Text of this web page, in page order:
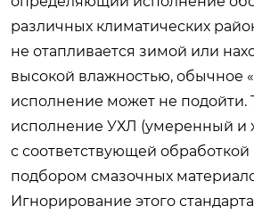
различных климатических
не отапливается зимой или
высокой влажностью, обычное
исполнение может не подойти.
исполнение УХЛ (умеренный и
с соответствующей обработкой
подбором смазочных
Игнорирование этого